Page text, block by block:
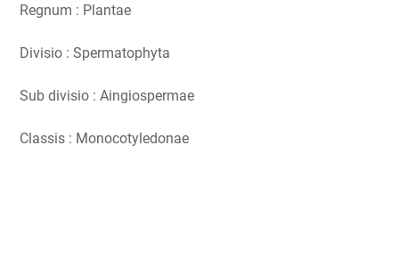
Regnum : Plantae
Divisio : Spermatophyta
Sub divisio : Aingiospermae
Classis : Monocotyledonae